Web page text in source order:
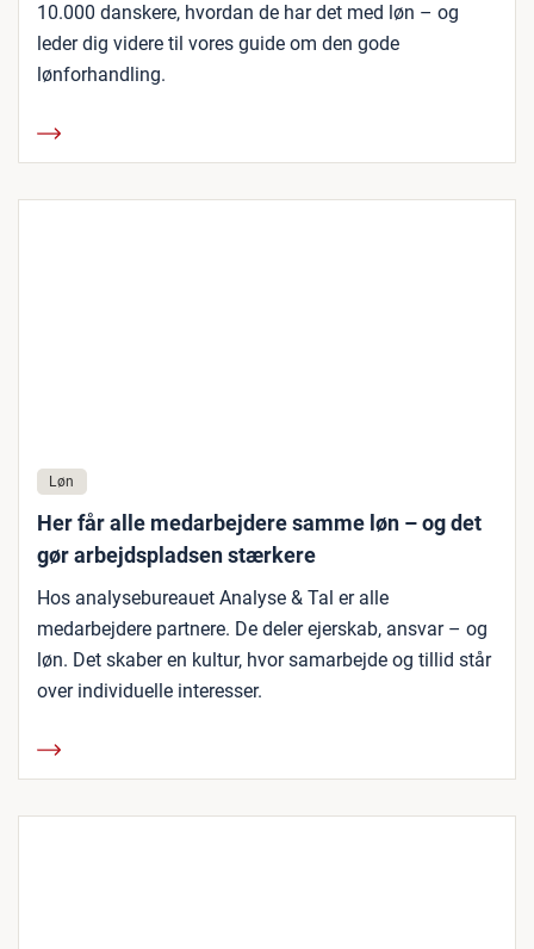
10.000 danskere, hvordan de har det med løn – og
leder dig videre til vores guide om den gode
lønforhandling.
Løn
Her får alle medarbejdere samme løn – og det
gør arbejdspladsen stærkere
Hos analysebureauet Analyse & Tal er alle
medarbejdere partnere. De deler ejerskab, ansvar – og
løn. Det skaber en kultur, hvor samarbejde og tillid står
over individuelle interesser.